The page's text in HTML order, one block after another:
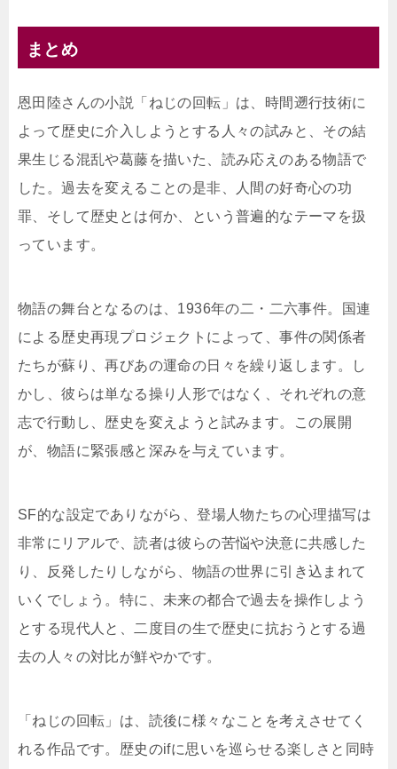
まとめ
恩田陸さんの小説「ねじの回転」は、時間遡行技術に
よって歴史に介入しようとする人々の試みと、その結
果生じる混乱や葛藤を描いた、読み応えのある物語で
した。過去を変えることの是非、人間の好奇心の功
罪、そして歴史とは何か、という普遍的なテーマを扱
っています。
物語の舞台となるのは、1936年の二・二六事件。国連
による歴史再現プロジェクトによって、事件の関係者
たちが蘇り、再びあの運命の日々を繰り返します。し
かし、彼らは単なる操り人形ではなく、それぞれの意
志で行動し、歴史を変えようと試みます。この展開
が、物語に緊張感と深みを与えています。
SF的な設定でありながら、登場人物たちの心理描写は
非常にリアルで、読者は彼らの苦悩や決意に共感した
り、反発したりしながら、物語の世界に引き込まれて
いくでしょう。特に、未来の都合で過去を操作しよう
とする現代人と、二度目の生で歴史に抗おうとする過
去の人々の対比が鮮やかです。
「ねじの回転」は、読後に様々なことを考えさせてく
れる作品です。歴史のifに思いを巡らせる楽しさと同時